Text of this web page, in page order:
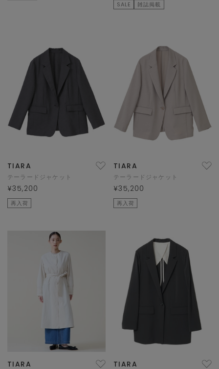
SALE 雑誌掲載
TIARA
テーラードジャケット
¥35,200
再入荷
TIARA
テーラードジャケット
¥35,200
再入荷
TIARA TIARA